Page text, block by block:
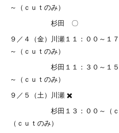
～（ｃｕｔのみ）
杉田 〇
９／４（金）川瀬１１：００～
～（ｃｕｔのみ）
杉田１１：３０～１５：
～（ｃｕｔのみ）
９／５（土）川瀬 ✖️
杉田１３：００～（ｃｕ
（ｃｕｔのみ）